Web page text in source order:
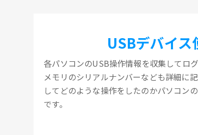
USBデバイス
各パソコンのUSB操作情報を収集してロ
メモリのシリアルナンバーなども詳細に
してどのような操作をしたのかパソコン
です。